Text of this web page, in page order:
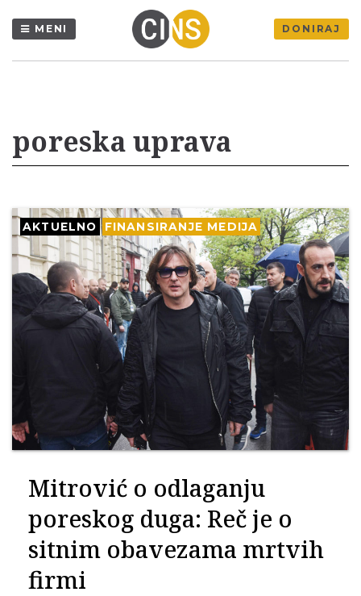
MENI DONIRAJ
poreska uprava
AKTUELNO FINANSIRANJE MEDIJA
Mitrović o odlaganju
poreskog duga: Reč je o
sitnim obavezama mrtvih
firmi